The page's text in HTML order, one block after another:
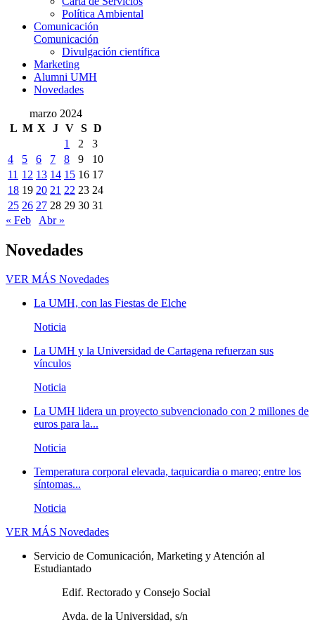
Política Ambiental
Comunicación
Comunicación
Divulgación científica
Marketing
Alumni UMH
Novedades
marzo 2024
L M X J V S D
1
2
3
4
5 6 7 8 9
10
11 12 13 14 15 16 17
18 19 20 21 22 23 24
25 26 27 28 29 30 31
« Feb
Abr »
Novedades
VER MÁS Novedades
La UMH, con las Fiestas de Elche
Noticia
La UMH y la Universidad de Cartagena refuerzan sus
vínculos
Noticia
La UMH lidera un proyecto subvencionado con 2 millones de
euros para la...
Noticia
Temperatura corporal elevada, taquicardia o mareo; entre los
síntomas...
Noticia
VER MÁS Novedades
Servicio de Comunicación, Marketing y Atención al
Estudiantado
Edif. Rectorado y Consejo Social
Avda. de la Universidad, s/n